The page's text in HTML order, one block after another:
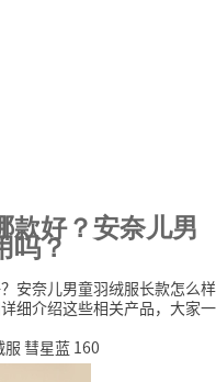
款好？安奈儿男
吗？
安奈儿男童羽绒服长款怎么样
细介绍这些相关产品，大家一
彗星蓝 160